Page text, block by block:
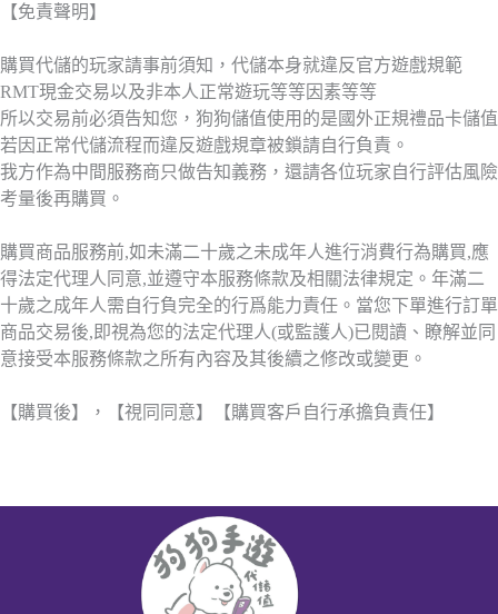
【免責聲明】
購買代儲的玩家請事前須知，代儲本身就違反官方遊戲規範
RMT現金交易以及非本人正常遊玩等等因素等等
所以交易前必須告知您，狗狗儲值使用的是國外正規禮品卡儲值
若因正常代儲流程而違反遊戲規章被鎖請自行負責。
我方作為中間服務商只做告知義務，還請各位玩家自行評估風險
考量後再購買。
購買商品服務前,如未滿二十歲之未成年人進行消費行為購買,應
得法定代理人同意,並遵守本服務條款及相關法律規定。年滿二
十歲之成年人需自行負完全的行爲能力責任。當您下單進行訂單
商品交易後,即視為您的法定代理人(或監護人)已閱讀、瞭解並同
意接受本服務條款之所有內容及其後續之修改或變更。
【購買後】，【視同同意】【購買客戶自行承擔負責任】